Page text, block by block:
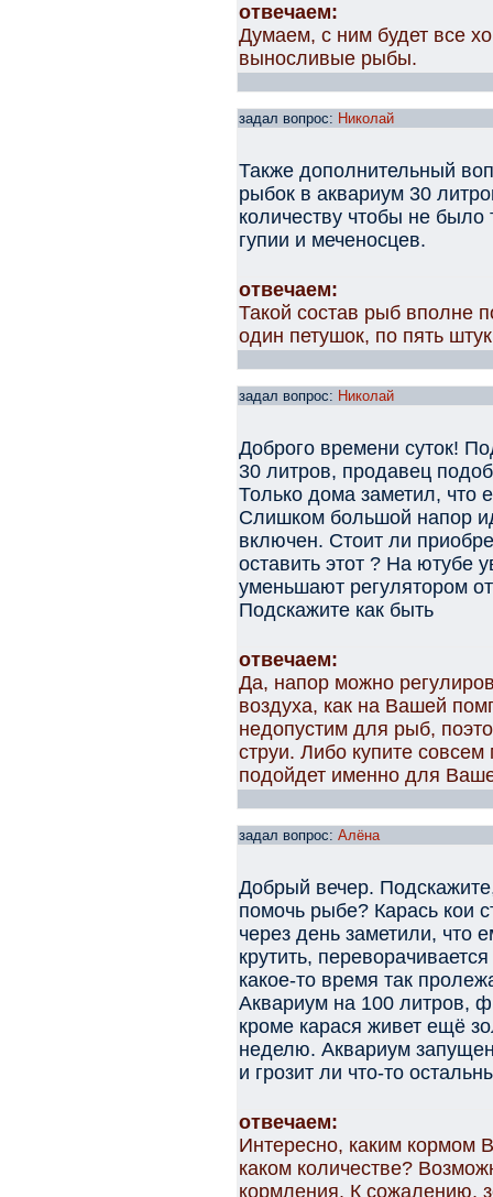
отвечаем:
Думаем, с ним будет все
выносливые рыбы.
задал вопрос: Николай
Также дополнительный
рыбок в аквариум 30
количеству чтобы не было
гупии и меченосцев.
отвечаем:
Такой состав рыб вполне
один петушок, по пять
задал вопрос: Николай
Доброго времени суток!
30 литров, продавец
Только дома заметил, что
Слишком большой напор
включен. Стоит ли
оставить этот ? На ютубе
уменьшают регулятором
Подскажите как быть
отвечаем:
Да, напор можно
воздуха, как на Вашей
недопустим для рыб,
струи. Либо купите
подойдет именно для
задал вопрос: Алёна
Добрый вечер.
помочь рыбе? Карась кои
через день заметили, что
крутить,
какое-то время так
Аквариум на 100 литров,
кроме карася живет ещё
неделю. Аквариум
и грозит ли что-то
отвечаем:
Интересно, каким кормом
каком количестве?
кормления. К сожалению,